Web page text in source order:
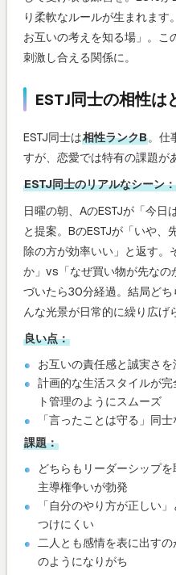
り柔軟なルールが生まれます
お互いの考えを知る場」。こ
刺激し合える関係に。
ESTJ同士の相性は
ESTJ同士は相性ランクB。仕
すが、恋愛では特有の課題が
ESTJ同士のリアルなシーン：
日曜の朝、AのESTJが「今日
と提案。BのESTJが「いや
除の方が効率いい」と返す。
か」vs「なぜ買い物が先な
づいたら30分経過。結局ど
んな光景が日常的に繰り広げ
良い点：
お互いの責任感と誠実さ
計画的な生活スタイルが
ト管理のようにスムーズ
「言ったことは守る」同
課題：
どちらもリーダーシップ
主導権争いが勃発
「自分のやり方が正しい
つけにくい
二人とも感情を表に出す
のようになりがち